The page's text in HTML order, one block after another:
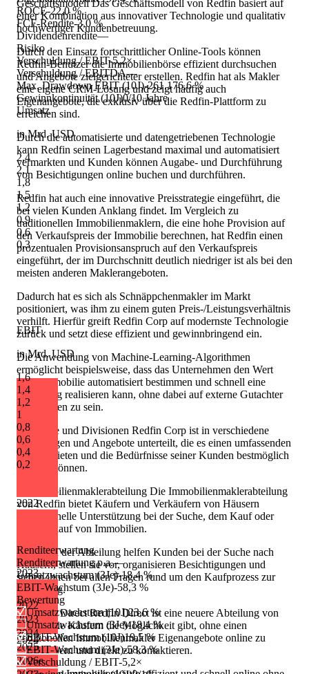
ROCE-22,0 %
FCF-Rendite-3,0 %
Dividendenrendite—
Risiko
Verschuldung / EBIT-5,2×
Verschuldung / EBITDA—
Max. Drawdown EBIT (10J)-261.176,6 %
Gewinnkontinuität (10J)0/10 Jahre
Umsatz
in Mrd. USD
2,4
2,1
1,8
1,5
1,2
0,9
0,6
0,3
2022
2023
2024
EBIT
in Mrd. USD
1,6
1,4
1,2
1
0,8
0,6
0,4
0,2
2022
2023
2024
2025
2026e
Renditeerwartung
Renditeerwartung p.a.—
Umsatzwachstum (3Je)-18,4 %
EBIT-Wachstum (3Je)-58,3 %
Bewertung
Umsatzwachstum (10J)23,6 %
Umsatzwachstum (3Je)-18,4 %
EBIT-Wachstum (10J)19,5 %
EBIT-Wachstum (3Je)-58,3 %
Verschuldung / EBIT-5,2×
Geschäftsmodell Das Geschäftsmodell von Redfin basiert auf
einer Kombination aus innovativer Technologie und qualitativ
hochwertiger Kundenbetreuung.
Durch den Einsatz fortschrittlicher Online-Tools können
Redfin-Benutzer die Immobilienbörse effizient durchsuchen
und Angebote zielgerichteter erstellen. Redfin hat als Makler
eine eigene CRM-Lösung und zeigt häufig auch
Eigenangebote, die exklusiv über die Redfin-Plattform zu
erreichen sind.
Durch die automatisierte und datengetriebenen Technologie
kann Redfin seinen Lagerbestand maximal und automatisiert
vermarkten und Kunden können Augabe- und Durchführung
von Besichtigungen online buchen und durchführen.
Redfin hat auch eine innovative Preisstrategie eingeführt, die
bei vielen Kunden Anklang findet. Im Vergleich zu
traditionellen Immobilienmaklern, die eine hohe Provision auf
den Verkaufspreis der Immobilie berechnen, hat Redfin einen
prozentualen Provisionsanspruch auf den Verkaufspreis
eingeführt, der im Durchschnitt deutlich niedriger ist als bei den
meisten anderen Maklerangeboten.
Dadurch hat es sich als Schnäppchenmakler im Markt
positioniert, was ihm zu einem guten Preis-/Leistungsverhältnis
verhilft. Hierfür greift Redfin Corp auf modernste Technologie
zurück und setzt diese effizient und gewinnbringend ein.
Die Anwendung von Machine-Learning-Algorithmen
ermöglicht beispielsweise, dass das Unternehmen den Wert
einer Immobilie automatisiert bestimmen und schnell eine
Schätzung realisieren kann, ohne dabei auf externe Gutachter
angewiesen zu sein.
Angebote und Divisionen Redfin Corp ist in verschiedene
Abteilungen und Angebote unterteilt, die es einen umfassenden
Service bieten und die Bedürfnisse seiner Kunden bestmöglich
erfüllen können.
1. Immobilienmaklerabteilung Die Immobilienmaklerabteilung
von Redfin bietet Käufern und Verkäufern von Häusern
professionelle Unterstützung bei der Suche, dem Kauf oder
dem Verkauf von Immobilien.
Makler in der Abteilung helfen Kunden bei der Suche nach
Häusern, stellen sie vor, organisieren Besichtigungen und
stehen ihnen bei allen Fragen rund um den Kaufprozess zur
Verfügung.
2. Redfin Direct Redfin Direct ist eine neuere Abteilung von
Redfin, die Käufern die Möglichkeit gibt, ohne einen
traditionellen Immobilienmakler Eigenangebote online zu
durchstöbern und direkt zu kontaktieren.